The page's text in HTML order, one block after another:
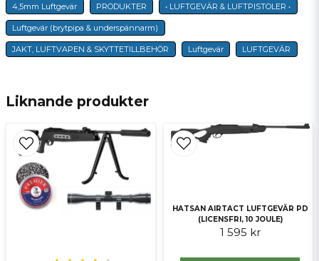
name
Namn
Ja, ni får publicera min fråga
Liknande produkter
HATSAN AIRTACT LUFTGEVÄR PD
(LICENSFRI, 10 JOULE)
1 595 kr
4,5mm Luftgevär PRODUKTER • LUFTGEVÄR & LUFTPISTOLER •
Luftgevär (brytpipa & underspännarm)
JAKT, LUFTVAPEN & SKYTTETILLBEHÖR Luftgevär LUFTGEVÄR